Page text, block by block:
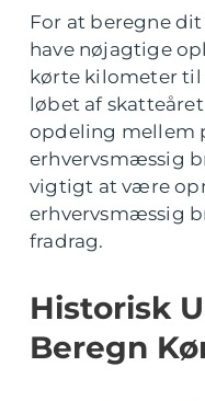
For at beregne
have nøjagtige
kørte kilometer
løbet af
opdeling mellem
erhvervsmæssig
vigtigt at være
erhvervsmæssig
fradrag.
Historisk
Beregn